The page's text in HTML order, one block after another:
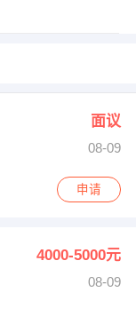
面议
08-09
申请
4000-5000元
08-09